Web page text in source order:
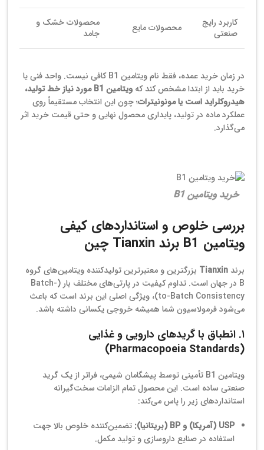
کاربرد رایج
صنعتی
محصولات مایع
محصولات خشک و
جامد
در زمان خرید عمده، فقط نام ویتامین B1 کافی نیست. واحد فنی یا
خرید باید از ابتدا مشخص کند که
ویتامین B1 مورد نیاز خط تولید،
هیدروکلراید است یا مونونیترات؛ چون این انتخاب مستقیماً روی
عملکرد ماده در تولید، پایداری محصول نهایی و حتی قیمت خرید اثر
می‌گذارد.
خرید ویتامین B1
بررسی خلوص و استانداردهای کیفی
ویتامین B1 برند Tianxin چین
برند Tianxin بزرگترین و معتبرترین تولیدکننده ویتامین‌های گروه
B در جهان است. تداوم کیفیت در پارتی‌های مختلف بار (Batch-
to-Batch Consistency)، ویژگی اصلی این برند است که باعث
می‌شود فرمولاسیون شما همیشه خروجی یکسانی داشته باشد.
۱. انطباق با گریدهای دارویی و غذایی
(Pharmacopoeia Standards)
ویتامین B1 تأمینی توسط پیشگامان شیمی، فراتر از یک گرید
صنعتی ساده است. این محصول تمام الزامات سخت‌گیرانه
استانداردهای زیر را پاس می‌کند:
USP (آمریکا) و BP (بریتانیا):
تضمین‌کننده خلوص بالا جهت
استفاده در صنایع داروسازی و تولید مکمل.